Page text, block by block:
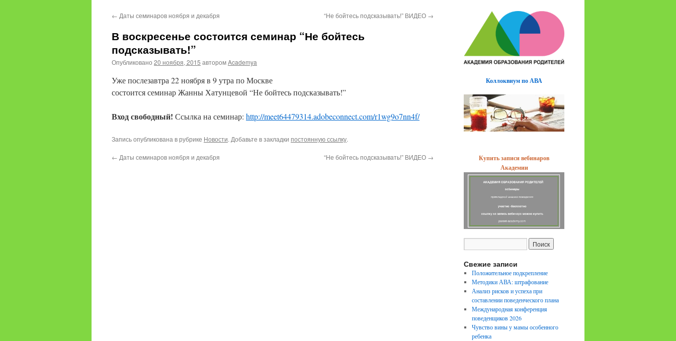
← Даты семинаров ноября и декабря “Не бойтесь подсказывать!” ВИДЕО →
В воскресенье состоится семинар “Не бойтесь
подсказывать!”
Опубликовано 20 ноября, 2015 авторомAcademya
Уже послезавтра 22 ноября в 9 утра по Москве
состоится семинар Жанны Хатунцевой “Не бойтесь подсказывать!”
Вход свободный! Ссылка на семинар: http://meet64479314.adobeconnect.com/r1wg9o7nn4f/
Запись опубликована в рубрике Новости. Добавьте в закладки постоянную ссылку.
← Даты семинаров ноября и декабря “Не бойтесь подсказывать!” ВИДЕО →
Коллоквиум по АВА
Купить записи вебинаров
Академии
Свежие записи
Положительное подкрепление
Методики АВА: штрафование
Анализ рисков и успеха при
составлении поведенческого плана
Международная конференция
поведенщиков 2026
Чувство вины у мамы особенного
ребенка